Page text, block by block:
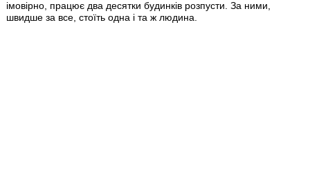
імовірно, працює два десятки будинків розпусти. За ними,
швидше за все, стоїть одна і та ж людина.